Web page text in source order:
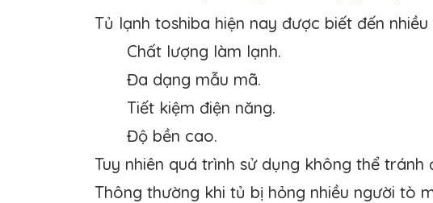
Tủ lạnh toshiba hiện nay được biết đến nhiều
Chất lượng làm lạnh.
Đa dạng mẫu mã.
Tiết kiệm điện năng.
Độ bền cao.
Tuy nhiên quá trình sử dụng không thể
Thông thường khi tủ bị hỏng nhiều người tò